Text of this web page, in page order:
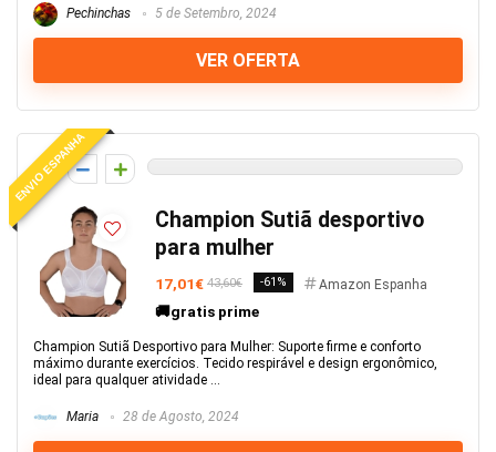
Pechinchas 5 de Setembro, 2024
VER OFERTA
ENVIO ESPANHA
0
Champion Sutiã desportivo
para mulher
17,01€ 43,60€ -61% Amazon Espanha
🚚gratis prime
Champion Sutiã Desportivo para Mulher: Suporte firme e conforto
máximo durante exercícios. Tecido respirável e design ergonômico,
ideal para qualquer atividade ...
Maria 28 de Agosto, 2024